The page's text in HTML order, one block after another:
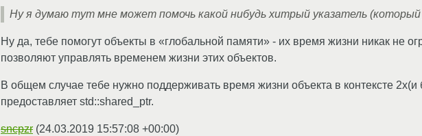
Ну я думаю тут мне может помочь какой нибудь хитрый указатель
Ну да, тебе помогут объекты в «глобальной памяти» - их время жизни никак не
позволяют управлять временем жизни этих объектов.
В общем случае тебе нужно поддерживать время жизни объекта в контексте
предоставляет std::shared_ptr.
sncpzr (24.03.2019 15:57:08 +00:00)